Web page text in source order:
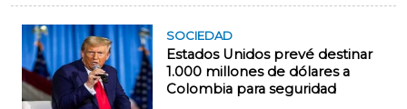
SOCIEDAD
Estados Unidos prevé destinar
1.000 millones de dólares a
Colombia para seguridad